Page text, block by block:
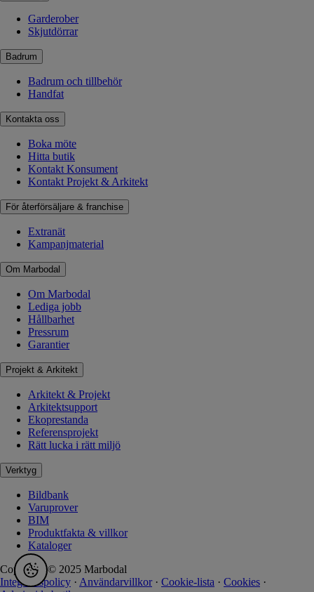
Garderober
Skjutdörrar
Badrum
Badrum och tillbehör
Handfat
Kontakta oss
Boka möte
Hitta butik
Kontakt Konsument
Kontakt Projekt & Arkitekt
För återförsäljare & franchise
Extranät
Kampanjmaterial
Om Marbodal
Om Marbodal
Lediga jobb
Hållbarhet
Pressrum
Garantier
Projekt & Arkitekt
Arkitekt & Projekt
Arkitektsupport
Ekoprestanda
Referensprojekt
Rätt lucka i rätt miljö
Verktyg
Bildbank
Varuprover
BIM
Produktfakta & villkor
Kataloger
Copyright © 2025 Marbodal
Integritetspolicy · Användarvillkor · Cookie-lista · Cookies ·